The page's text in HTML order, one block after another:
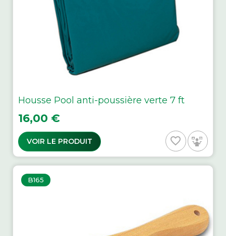
Housse Pool anti-poussière verte 7 ft
Prix
16,00 €
VOIR LE PRODUIT favorite_border
B165